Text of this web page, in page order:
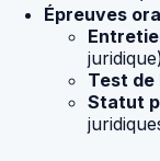
Épreuves
Test de
Statut